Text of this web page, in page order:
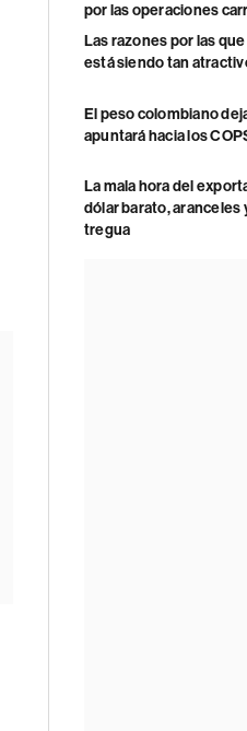
por las operaciones
Las razones por las
está siendo tan
El peso colombiano
apuntará hacia los
La mala hora del
dólar barato, aranceles
tregua